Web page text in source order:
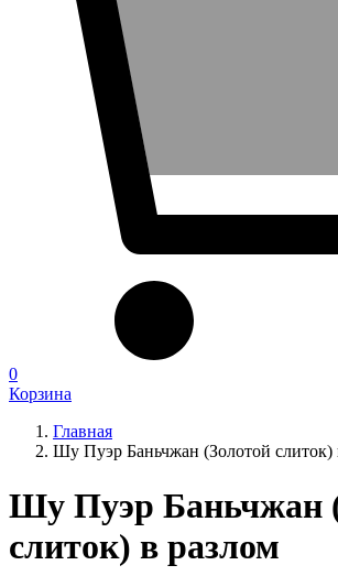
0
Корзина
Главная
Шу Пуэр Баньчжан (Золотой слиток)
Шу Пуэр Баньчжан
слиток) в разлом